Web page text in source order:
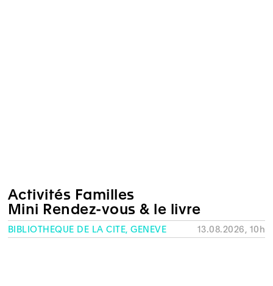
Activités Familles
Mini Rendez-vous & le livre
BIBLIOTHÈQUE DE LA CITÉ, GENÈVE 13.08.2026, 10h